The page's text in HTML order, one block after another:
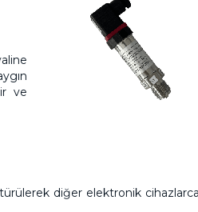
ve
diğer elektronik